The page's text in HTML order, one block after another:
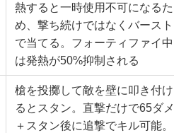
熱すると一時使用不可になるた
め、撃ち続けではなくバースト
で当てる。フォーティファイ中
は発熱が50%抑制される
槍を投擲して敵を壁に叩き付け
るとスタン。直撃だけで65ダメ
＋スタン後に追撃でキル可能。